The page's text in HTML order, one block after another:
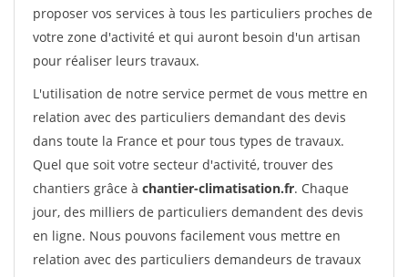
proposer vos services à tous les particuliers proches de
votre zone d'activité et qui auront besoin d'un artisan
pour réaliser leurs travaux.
L'utilisation de notre service permet de vous mettre en
relation avec des particuliers demandant des devis
dans toute la France et pour tous types de travaux.
Quel que soit votre secteur d'activité, trouver des
chantiers grâce à chantier-climatisation.fr. Chaque
jour, des milliers de particuliers demandent des devis
en ligne. Nous pouvons facilement vous mettre en
relation avec des particuliers demandeurs de travaux